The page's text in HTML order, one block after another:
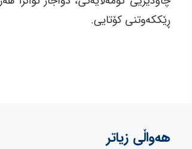
ڕێکكەوتنی کۆتایی.
هەواڵی زیاتر